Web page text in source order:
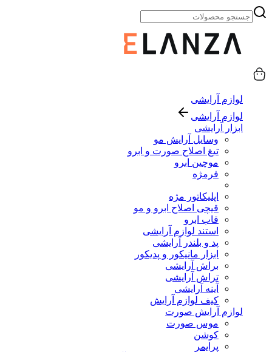
لوازم آرایشی
لوازم آرایشی
ابزار آرایشی
وسایل آرایش مو
تیغ اصلاح صورت و ابرو
موچین ابرو
فرمژه
اپلیکاتور مژه
قیچی اصلاح ابرو و مو
قاب ابرو
استند لوازم آرایشی
پد و بلندر آرایشی
ابزار مانیکور و پدیکور
براش آرایشی
تراش آرایشی
آینه آرایشی
کیف لوازم آرایش
لوازم آرایش صورت
موس صورت
کوشن
پرایمر